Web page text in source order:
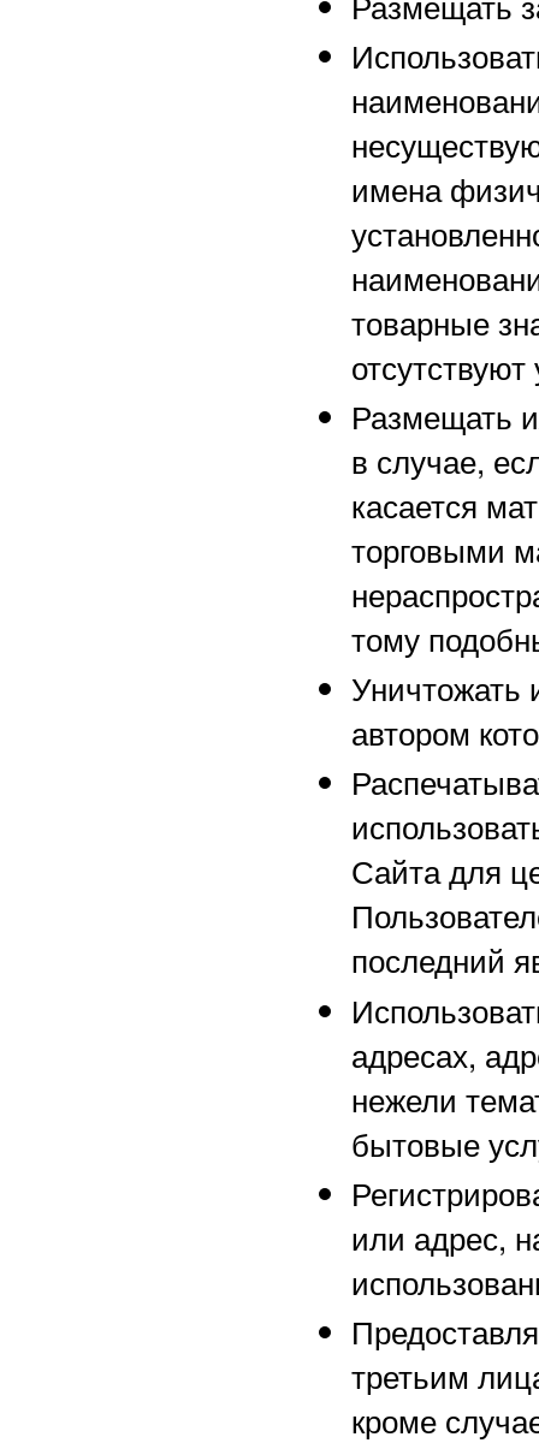
имена
товарные
Размещать
в случае,
касается
торговыми
тому
автором
Сайта для
последний
адресах,
нежели
бытовые
или адрес,
третьим
кроме